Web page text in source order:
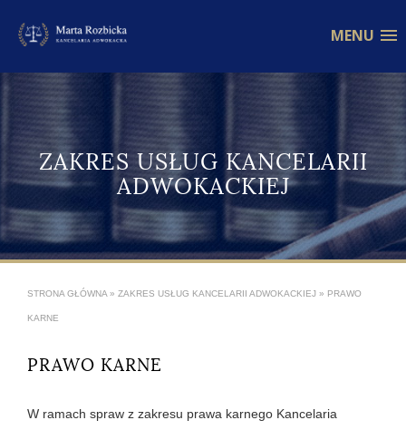
MENU
ZAKRES USŁUG KANCELARII
ADWOKACKIEJ
STRONA GŁÓWNA » ZAKRES USŁUG KANCELARII ADWOKACKIEJ » PRAWO
KARNE
PRAWO KARNE
W ramach spraw z zakresu prawa karnego Kancelaria